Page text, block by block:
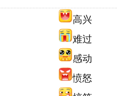
高兴
难过
感动
愤怒